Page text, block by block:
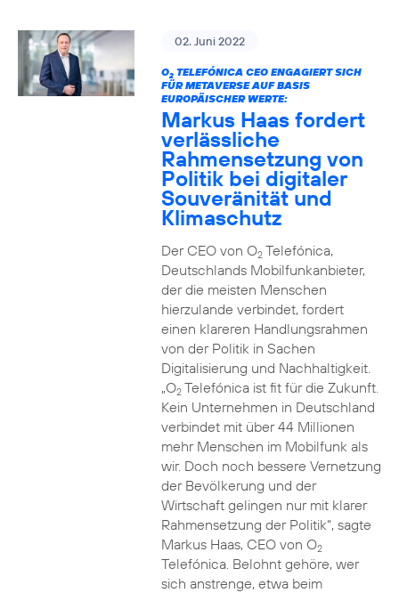
02. Juni 2022
O2TELEFÓNICA CEO ENGAGIERT SICH
FÜR METAVERSE AUF BASIS
EUROPÄISCHER WERTE:
Markus Haas fordert
verlässliche
Rahmensetzung von
Politik bei digitaler
Souveränität und
Klimaschutz
Der CEO von O2Telefónica,
Deutschlands Mobilfunkanbieter,
der die meisten Menschen
hierzulande verbindet, fordert
einen klareren Handlungsrahmen
von der Politik in Sachen
Digitalisierung und Nachhaltigkeit.
„O2Telefónica ist fit für die Zukunft.
Kein Unternehmen in Deutschland
verbindet mit über 44 Millionen
mehr Menschen im Mobilfunk als
wir. Doch noch bessere Vernetzung
der Bevölkerung und der
Wirtschaft gelingen nur mit klarer
Rahmensetzung der Politik“, sagte
Markus Haas, CEO von O2
Telefónica. Belohnt gehöre, wer
sich anstrenge, etwa beim